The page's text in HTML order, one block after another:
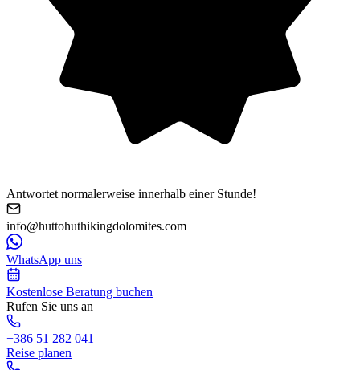
Antwortet normalerweise innerhalb einer Stunde!
info@huttohuthikingdolomites.com
WhatsApp uns
Kostenlose Beratung buchen
Rufen Sie uns an
+386 51 282 041
Reise planen